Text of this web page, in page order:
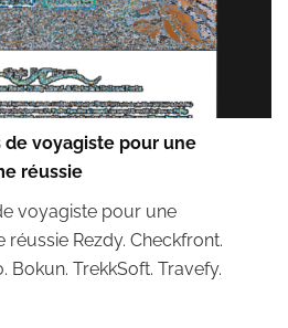
voyagiste pour une
réussie
voyagiste pour une
Rezdy. Checkfront.
Bokun. TrekkSoft. Travefy.